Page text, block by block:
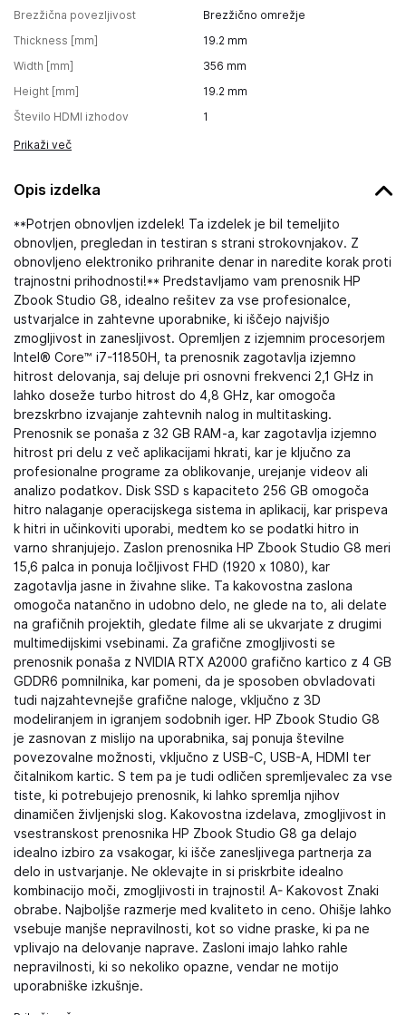
Brezžična povezljivost
Brezžično omrežje
Thickness [mm]
19.2 mm
Width [mm]
356 mm
Height [mm]
19.2 mm
Število HDMI izhodov
1
Prikaži več
Opis izdelka
**Potrjen obnovljen izdelek! Ta izdelek je bil temeljito
obnovljen, pregledan in testiran s strani strokovnjakov. Z
obnovljeno elektroniko prihranite denar in naredite korak proti
trajnostni prihodnosti!** Predstavljamo vam prenosnik HP
Zbook Studio G8, idealno rešitev za vse profesionalce,
ustvarjalce in zahtevne uporabnike, ki iščejo najvišjo
zmogljivost in zanesljivost. Opremljen z izjemnim procesorjem
Intel® Core™ i7-11850H, ta prenosnik zagotavlja izjemno
hitrost delovanja, saj deluje pri osnovni frekvenci 2,1 GHz in
lahko doseže turbo hitrost do 4,8 GHz, kar omogoča
brezskrbno izvajanje zahtevnih nalog in multitasking.
Prenosnik se ponaša z 32 GB RAM-a, kar zagotavlja izjemno
hitrost pri delu z več aplikacijami hkrati, kar je ključno za
profesionalne programe za oblikovanje, urejanje videov ali
analizo podatkov. Disk SSD s kapaciteto 256 GB omogoča
hitro nalaganje operacijskega sistema in aplikacij, kar prispeva
k hitri in učinkoviti uporabi, medtem ko se podatki hitro in
varno shranjujejo. Zaslon prenosnika HP Zbook Studio G8 meri
15,6 palca in ponuja ločljivost FHD (1920 x 1080), kar
zagotavlja jasne in živahne slike. Ta kakovostna zaslona
omogoča natančno in udobno delo, ne glede na to, ali delate
na grafičnih projektih, gledate filme ali se ukvarjate z drugimi
multimedijskimi vsebinami. Za grafične zmogljivosti se
prenosnik ponaša z NVIDIA RTX A2000 grafično kartico z 4 GB
GDDR6 pomnilnika, kar pomeni, da je sposoben obvladovati
tudi najzahtevnejše grafične naloge, vključno z 3D
modeliranjem in igranjem sodobnih iger. HP Zbook Studio G8
je zasnovan z mislijo na uporabnika, saj ponuja številne
povezovalne možnosti, vključno z USB-C, USB-A, HDMI ter
čitalnikom kartic. S tem pa je tudi odličen spremljevalec za vse
tiste, ki potrebujejo prenosnik, ki lahko spremlja njihov
dinamičen življenjski slog. Kakovostna izdelava, zmogljivost in
vsestranskost prenosnika HP Zbook Studio G8 ga delajo
idealno izbiro za vsakogar, ki išče zanesljivega partnerja za
delo in ustvarjanje. Ne oklevajte in si priskrbite idealno
kombinacijo moči, zmogljivosti in trajnosti! A- Kakovost Znaki
obrabe. Najboljše razmerje med kvaliteto in ceno. Ohišje lahko
vsebuje manjše nepravilnosti, kot so vidne praske, ki pa ne
vplivajo na delovanje naprave. Zasloni imajo lahko rahle
nepravilnosti, ki so nekoliko opazne, vendar ne motijo
uporabniške izkušnje.